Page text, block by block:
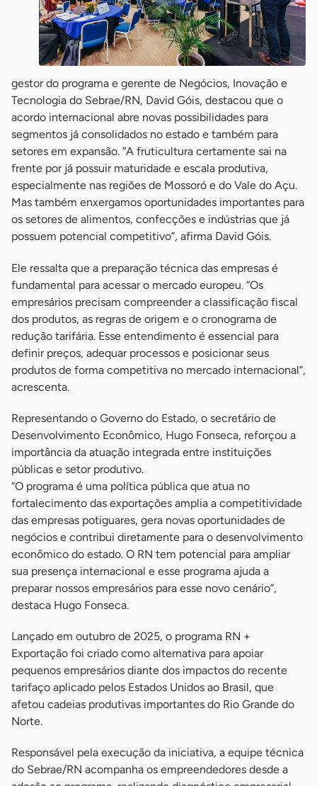
gestor do programa e gerente de Negócios, Inovação e
Tecnologia do Sebrae/RN, David Góis, destacou que o
acordo internacional abre novas possibilidades para
segmentos já consolidados no estado e também para
setores em expansão. “A fruticultura certamente sai na
frente por já possuir maturidade e escala produtiva,
especialmente nas regiões de Mossoró e do Vale do Açu.
Mas também enxergamos oportunidades importantes para
os setores de alimentos, confecções e indústrias que já
possuem potencial competitivo”, afirma David Góis.
Ele ressalta que a preparação técnica das empresas é
fundamental para acessar o mercado europeu. “Os
empresários precisam compreender a classificação fiscal
dos produtos, as regras de origem e o cronograma de
redução tarifária. Esse entendimento é essencial para
definir preços, adequar processos e posicionar seus
produtos de forma competitiva no mercado internacional”,
acrescenta.
Representando o Governo do Estado, o secretário de
Desenvolvimento Econômico, Hugo Fonseca, reforçou a
importância da atuação integrada entre instituições
públicas e setor produtivo.
“O programa é uma política pública que atua no
fortalecimento das exportações amplia a competitividade
das empresas potiguares, gera novas oportunidades de
negócios e contribui diretamente para o desenvolvimento
econômico do estado. O RN tem potencial para ampliar
sua presença internacional e esse programa ajuda a
preparar nossos empresários para esse novo cenário”,
destaca Hugo Fonseca.
Lançado em outubro de 2025, o programa RN +
Exportação foi criado como alternativa para apoiar
pequenos empresários diante dos impactos do recente
tarifaço aplicado pelos Estados Unidos ao Brasil, que
afetou cadeias produtivas importantes do Rio Grande do
Norte.
Responsável pela execução da iniciativa, a equipe técnica
do Sebrae/RN acompanha os empreendedores desde a